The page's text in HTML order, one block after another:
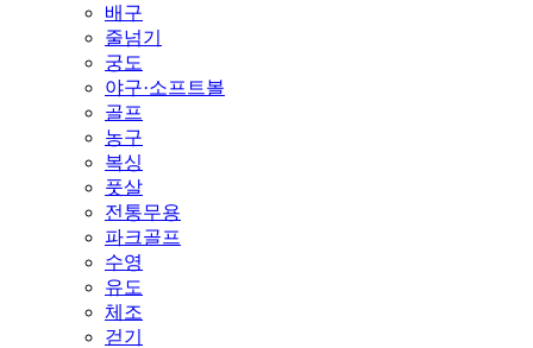
배구
줄넘기
궁도
야구·소프트볼
골프
농구
복싱
풋살
전통무용
파크골프
수영
유도
체조
걷기